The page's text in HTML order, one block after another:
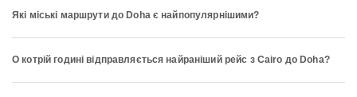
Які міські маршрути до Doha є найпопулярнішими?
О котрій годині відправляється найраніший рейс з Cairo до Doha?